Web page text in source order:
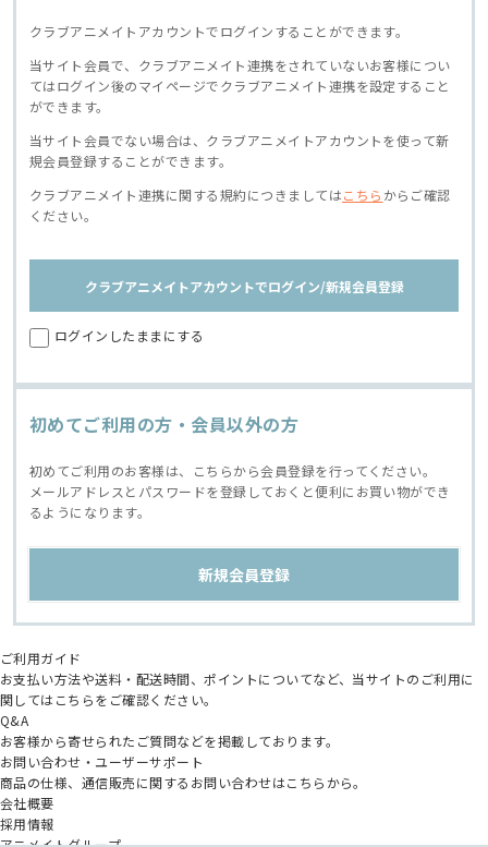
クラブアニメイトアカウントでログインすることができます。
当サイト会員で、クラブアニメイト連携をされていないお客様につい
てはログイン後のマイページでクラブアニメイト連携を設定すること
ができます。
当サイト会員でない場合は、クラブアニメイトアカウントを使って新
規会員登録することができます。
クラブアニメイト連携に関する規約につきましてはこちら からご確認
ください。
クラブアニメイトアカウントでログイン/新規会員登録
ログインしたままにする
初めてご利用の方・会員以外の方
初めてご利用のお客様は、こちらから会員登録を行ってください。
メールアドレスとパスワードを登録しておくと便利にお買い物ができ
るようになります。
ご利用ガイド
お支払い方法や送料・配送時間、ポイントについてなど、当サイトのご利用に
関してはこちらをご確認ください。
Q&A
お客様から寄せられたご質問などを掲載しております。
お問い合わせ・ユーザーサポート
商品の仕様、通信販売に関するお問い合わせはこちらから。
会社概要
採用情報